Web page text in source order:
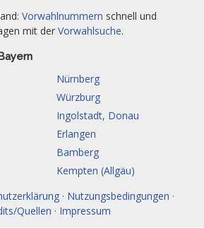
Vorwahlnummern schnell und
mit der Vorwahlsuche.
Nürnberg
Würzburg
Ingolstadt, Donau
Erlangen
Bamberg
Kempten (Allgäu)
· Nutzungsbedingungen ·
Quellen · Impressum